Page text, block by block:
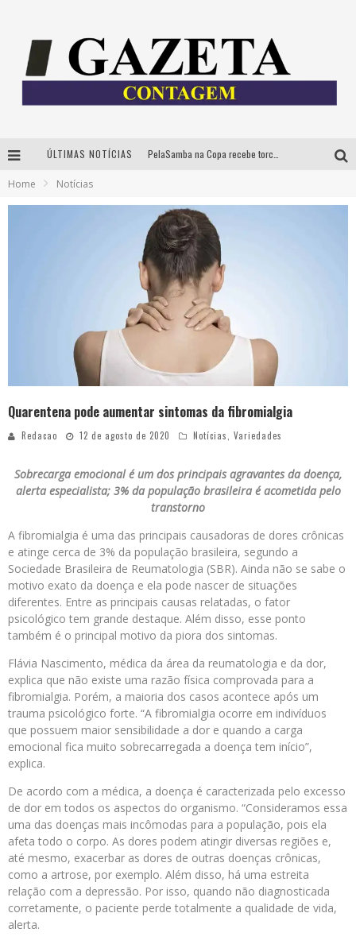
ÚLTIMAS NOTÍCIAS
Home Notícias
Quarentena pode aumentar sintomas da fibromialgia
Redacao 12 de agosto de 2020 Notícias, Variedades
Sobrecarga emocional é um dos principais agravantes da doença,
alerta especialista; 3% da população brasileira é acometida pelo
transtorno
A fibromialgia é uma das principais causadoras de dores crônicas
e atinge cerca de 3% da população brasileira, segundo a
Sociedade Brasileira de Reumatologia (SBR). Ainda não se sabe o
motivo exato da doença e ela pode nascer de situações
diferentes. Entre as principais causas relatadas, o fator
psicológico tem grande destaque. Além disso, esse ponto
também é o principal motivo da piora dos sintomas.
Flávia Nascimento, médica da área da reumatologia e da dor,
explica que não existe uma razão física comprovada para a
fibromialgia. Porém, a maioria dos casos acontece após um
trauma psicológico forte. “A fibromialgia ocorre em indivíduos
que possuem maior sensibilidade a dor e quando a carga
emocional fica muito sobrecarregada a doença tem início”,
explica.
De acordo com a médica, a doença é caracterizada pelo excesso
de dor em todos os aspectos do organismo. “Consideramos essa
uma das doenças mais incômodas para a população, pois ela
afeta todo o corpo. As dores podem atingir diversas regiões e,
até mesmo, exacerbar as dores de outras doenças crônicas,
como a artrose, por exemplo. Além disso, há uma estreita
relação com a depressão. Por isso, quando não diagnosticada
corretamente, o paciente perde totalmente a qualidade de vida,
alerta.